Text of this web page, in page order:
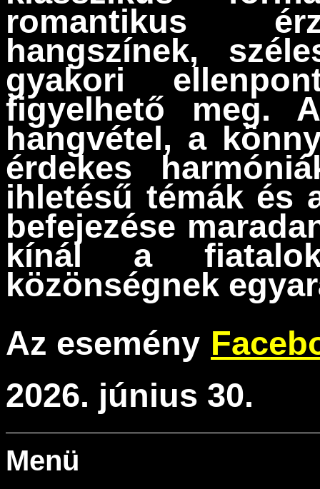
romantikus
hangszínek,
gyakori
figyelhető meg.
hangvétel, a
érdekes
ihletésű témák és
befejezése
kínál a
közönségnek
Az esemény
2026. június 30.
Menü